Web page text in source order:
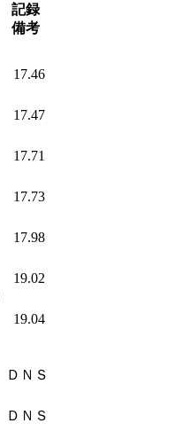
記録
備考
17.46
17.47
17.71
17.73
17.98
19.02
19.04
ＤＮＳ
ＤＮＳ